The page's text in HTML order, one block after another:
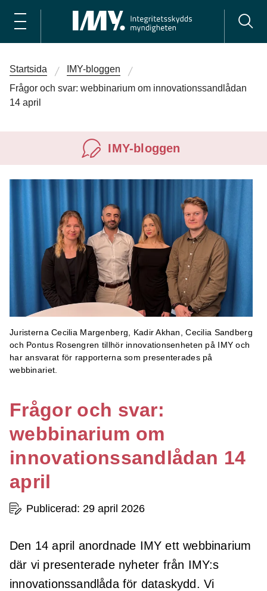
Startsida
IMY-bloggen
Frågor och svar: webbinarium om innovationssandlådan
14 april
IMY-bloggen
Juristerna Cecilia Margenberg, Kadir Akhan, Cecilia Sandberg
och Pontus Rosengren tillhör innovationsenheten på IMY och
har ansvarat för rapporterna som presenterades på
webbinariet.
Frågor och svar:
webbinarium om
innovationssandlådan 14
april
Publicerad: 29 april 2026
Den 14 april anordnade IMY ett webbinarium
där vi presenterade nyheter från IMY:s
innovationssandlåda för dataskydd. Vi